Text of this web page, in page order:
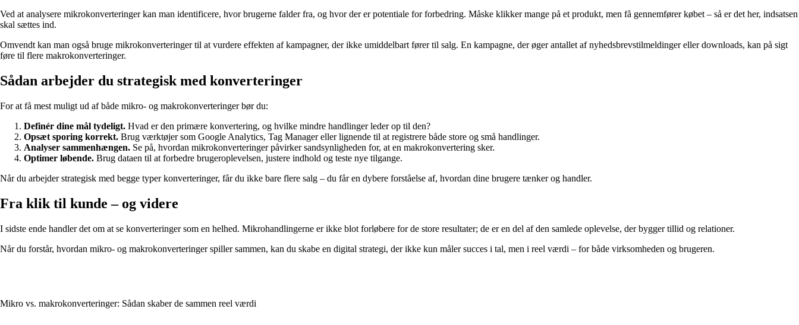
Ved at analysere mikrokonverteringer kan man identificere, hvor brugerne falder fra, og hvor der er potentiale for forbedring. Måske klikker mange på et produkt, men få gennemfører købet – så er det her, indsatsen
skal sættes ind.
Omvendt kan man også bruge mikrokonverteringer til at vurdere effekten af kampagner, der ikke umiddelbart fører til salg. En kampagne, der øger antallet af nyhedsbrevstilmeldinger eller downloads, kan på sigt
føre til flere makrokonverteringer.
Sådan arbejder du strategisk med konverteringer
For at få mest muligt ud af både mikro- og makrokonverteringer bør du:
Definér dine mål tydeligt. Hvad er den primære konvertering, og hvilke mindre handlinger leder op til den?
Opsæt sporing korrekt. Brug værktøjer som Google Analytics, Tag Manager eller lignende til at registrere både store og små handlinger.
Analyser sammenhængen. Se på, hvordan mikrokonverteringer påvirker sandsynligheden for, at en makrokonvertering sker.
Optimer løbende. Brug dataen til at forbedre brugeroplevelsen, justere indhold og teste nye tilgange.
Når du arbejder strategisk med begge typer konverteringer, får du ikke bare flere salg – du får en dybere forståelse af, hvordan dine brugere tænker og handler.
Fra klik til kunde – og videre
I sidste ende handler det om at se konverteringer som en helhed. Mikrohandlingerne er ikke blot forløbere for de store resultater; de er en del af den samlede oplevelse, der bygger tillid og relationer.
Når du forstår, hvordan mikro- og makrokonverteringer spiller sammen, kan du skabe en digital strategi, der ikke kun måler succes i tal, men i reel værdi – for både virksomheden og brugeren.
Mikro vs. makrokonverteringer: Sådan skaber de sammen reel værdi